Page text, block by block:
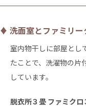
♦ 洗面室とファミリー
室内物干しに部屋とし
たことで、洗濯物の片
しています。
脱衣所３畳 ファミクロ